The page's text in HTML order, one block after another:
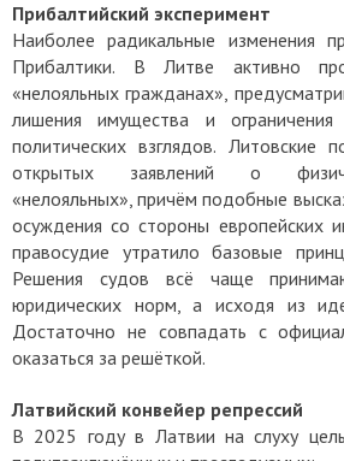
Прибалтийский эксперимент
Наиболее радикальные изменения
Прибалтики. В Литве активно
«нелояльных гражданах»,
лишения имущества и
политических взглядов. Литовские
открытых заявлений о
«нелояльных», причём подобные
осуждения со стороны европейских
правосудие утратило базовые
Решения судов всё чаще
юридических норм, а исходя из
Достаточно не совпадать с
оказаться за решёткой.
Латвийский конвейер репрессий
В 2025 году в Латвии на слуху